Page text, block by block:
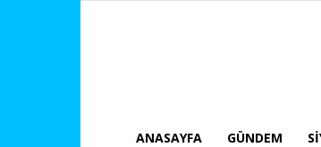
ANASAYFA GÜNDEM